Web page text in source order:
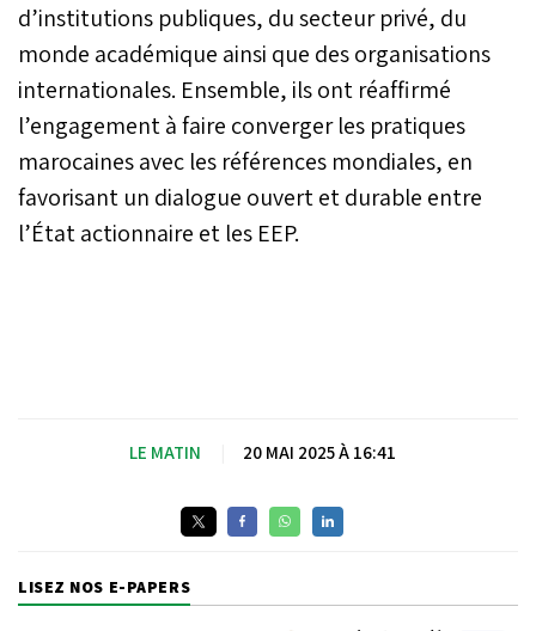
d’institutions publiques, du secteur privé, du
monde académique ainsi que des organisations
internationales. Ensemble, ils ont réaffirmé
l’engagement à faire converger les pratiques
marocaines avec les références mondiales, en
favorisant un dialogue ouvert et durable entre
l’État actionnaire et les EEP.
LE MATIN 20 MAI 2025 À 16:41
LISEZ NOS E-PAPERS